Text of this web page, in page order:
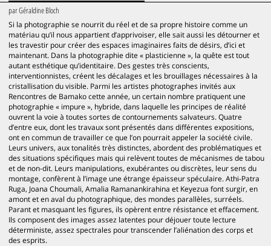
parGéraldine Bloch
Si la photographie se nourrit du réel et de sa propre histoire comme un
matériau qu’il nous appartient d’apprivoiser, elle sait aussi les détourner et
les travestir pour créer des espaces imaginaires faits de désirs, d’ici et
maintenant. Dans la photographie dite « plasticienne », la quête est tout
autant esthétique qu’identitaire. Des gestes très conscients,
interventionnistes, créent les décalages et les brouillages nécessaires à la
cristallisation du visible. Parmi les artistes photographes invités aux
Rencontres de Bamako cette année, un certain nombre pratiquent une
photographie « impure », hybride, dans laquelle les principes de réalité
ouvrent la voie à toutes sortes de contournements salvateurs. Quatre
d’entre eux, dont les travaux sont présentés dans différentes expositions,
ont en commun de travailler ce que l’on pourrait appeler la société civile.
Leurs univers, aux tonalités très distinctes, abordent des problématiques et
des situations spécifiques mais qui relèvent toutes de mécanismes de tabou
et de non-dit. Leurs manipulations, exubérantes ou discrètes, leur sens du
montage, confèrent à l’image une étrange épaisseur spéculaire. Athi-Patra
Ruga, Joana Choumali, Amalia Ramanankirahina et Keyezua font surgir, en
amont et en aval du photographique, des mondes parallèles, surréels.
Parant et masquant les figures, ils opèrent entre résistance et effacement.
Ils composent des images assez latentes pour déjouer toute lecture
déterministe, assez spectrales pour transcender l’aliénation des corps et
des esprits.